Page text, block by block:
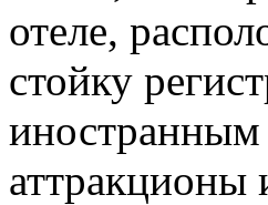
отеле,
стойку
иностранным
аттракционы